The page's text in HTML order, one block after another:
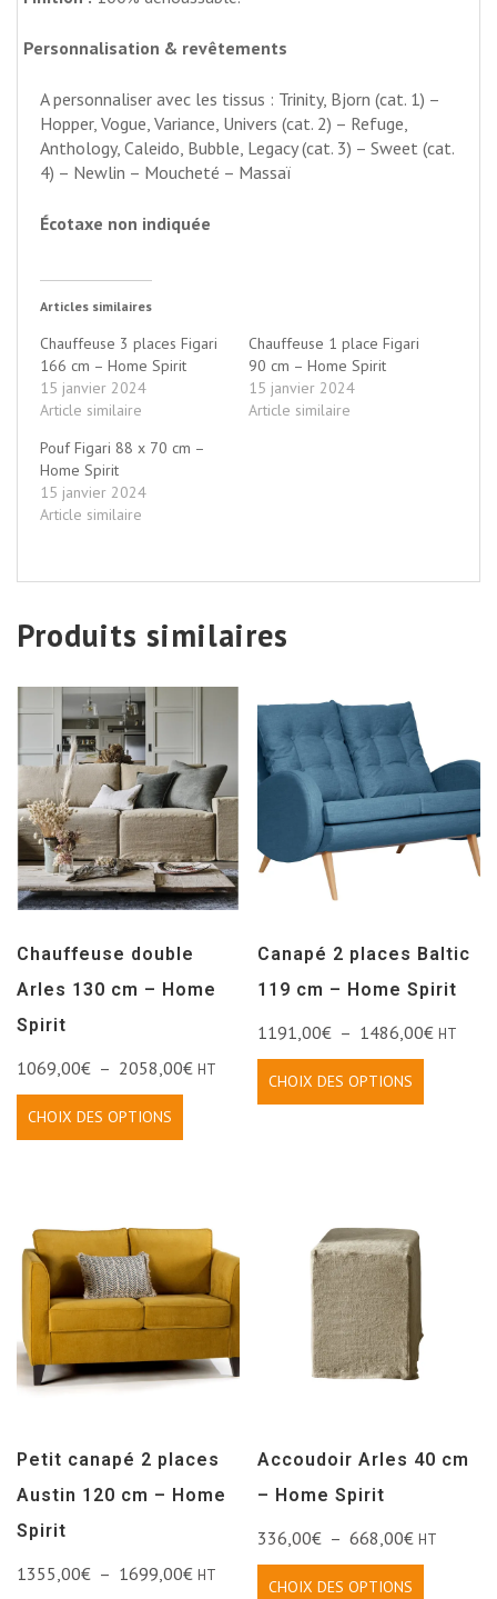
Personnalisation & revêtements
A personnaliser avec les tissus : Trinity, Bjorn (cat. 1) –
Hopper, Vogue, Variance, Univers (cat. 2) – Refuge,
Anthology, Caleido, Bubble, Legacy (cat. 3) – Sweet (cat.
4) – Newlin – Moucheté – Massaï
Écotaxe non indiquée
Articles similaires
Chauffeuse 3 places Figari
166 cm – Home Spirit
15 janvier 2024
Article similaire
Chauffeuse 1 place Figari
90 cm – Home Spirit
15 janvier 2024
Article similaire
Pouf Figari 88 x 70 cm –
Home Spirit
15 janvier 2024
Article similaire
Produits similaires
Chauffeuse double
Arles 130 cm – Home
Spirit
1069,00€ – 2058,00€ HT
CHOIX DES OPTIONS
Canapé 2 places Baltic
119 cm – Home Spirit
1191,00€ – 1486,00€ HT
CHOIX DES OPTIONS
Petit canapé 2 places
Austin 120 cm – Home
Spirit
1355,00€ – 1699,00€ HT
Accoudoir Arles 40 cm
– Home Spirit
336,00€ – 668,00€ HT
CHOIX DES OPTIONS